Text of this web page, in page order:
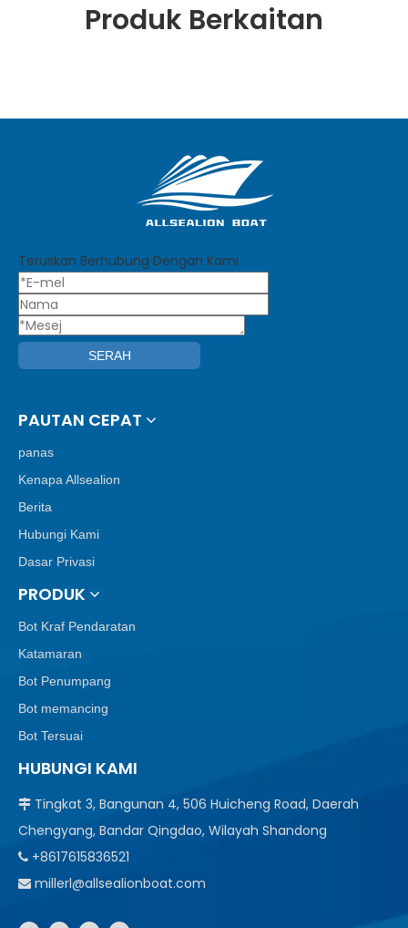
Produk Berkaitan
Teruskan Berhubung Dengan Kami
SERAH
PAUTAN CEPAT
panas
Kenapa Allsealion
Berita
Hubungi Kami
Dasar Privasi
PRODUK
Bot Kraf Pendaratan
Katamaran
Bot Penumpang
Bot memancing
Bot Tersuai
HUBUNGI KAMI
 Tingkat 3, Bangunan 4, 506 Huicheng Road, Daerah
Chengyang, Bandar Qingdao, Wilayah Shandong
 +8617615836521
 millerl@allsealionboat.com